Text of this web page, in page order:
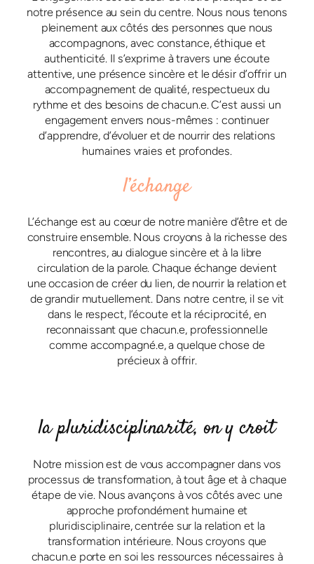
notre présence au sein du centre. Nous nous tenons
pleinement aux côtés des personnes que nous
accompagnons, avec constance, éthique et
authenticité. Il s’exprime à travers une écoute
attentive, une présence sincère et le désir d’offrir un
accompagnement de qualité, respectueux du
rythme et des besoins de chacun.e. C’est aussi un
engagement envers nous-mêmes : continuer
d’apprendre, d’évoluer et de nourrir des relations
humaines vraies et profondes.
l’échange
L’échange est au cœur de notre manière d’être et de
construire ensemble. Nous croyons à la richesse des
rencontres, au dialogue sincère et à la libre
circulation de la parole. Chaque échange devient
une occasion de créer du lien, de nourrir la relation et
de grandir mutuellement. Dans notre centre, il se vit
dans le respect, l’écoute et la réciprocité, en
reconnaissant que chacun.e, professionnel.le
comme accompagné.e, a quelque chose de
précieux à offrir.
la pluridisciplinarité, on y croit
Notre mission est de vous accompagner dans vos
processus de transformation, à tout âge et à chaque
étape de vie. Nous avançons à vos côtés avec une
approche profondément humaine et
pluridisciplinaire, centrée sur la relation et la
transformation intérieure. Nous croyons que
chacun.e porte en soi les ressources nécessaires à